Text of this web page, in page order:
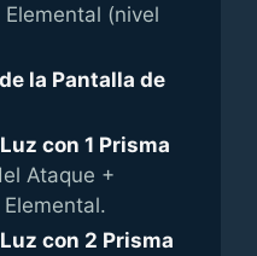
(nivel
la Pantalla de
con 1 Prisma
Ataque +
con 2 Prisma